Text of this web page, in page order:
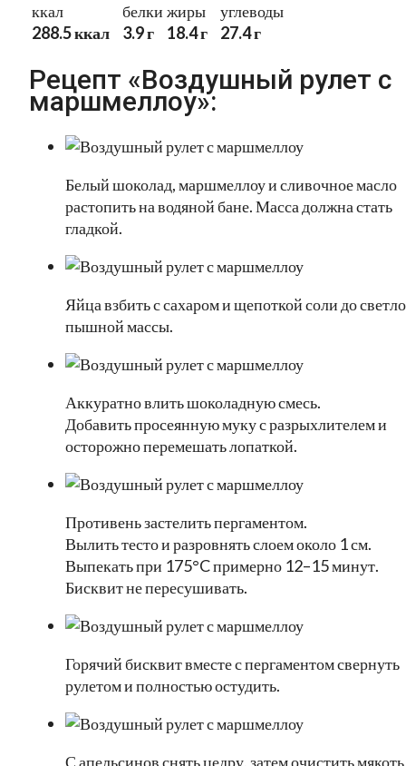
ккал
288.5 ккал
белки
3.9 г
жиры
18.4 г
углеводы
27.4 г
Рецепт «Воздушный рулет с
маршмеллоу»:
Белый шоколад, маршмеллоу и сливочное масло
растопить на водяной бане. Масса должна стать
гладкой.
Яйца взбить с сахаром и щепоткой соли до
пышной массы.
Аккуратно влить шоколадную смесь.
Добавить просеянную муку с разрыхлителем и
осторожно перемешать лопаткой.
Противень застелить пергаментом.
Вылить тесто и разровнять слоем около 1 см.
Выпекать при 175°C примерно 12–15 минут.
Бисквит не пересушивать.
Горячий бисквит вместе с пергаментом свернуть
рулетом и полностью остудить.
С апельсинов снять цедру, затем очистить мякоть